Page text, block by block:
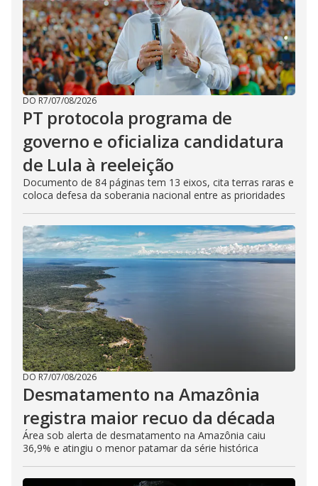
DO R7/07/08/2026
PT protocola programa de
governo e oficializa candidatura
de Lula à reeleição
Documento de 84 páginas tem 13 eixos, cita terras raras e
coloca defesa da soberania nacional entre as prioridades
DO R7/07/08/2026
Desmatamento na Amazônia
registra maior recuo da década
Área sob alerta de desmatamento na Amazônia caiu
36,9% e atingiu o menor patamar da série histórica